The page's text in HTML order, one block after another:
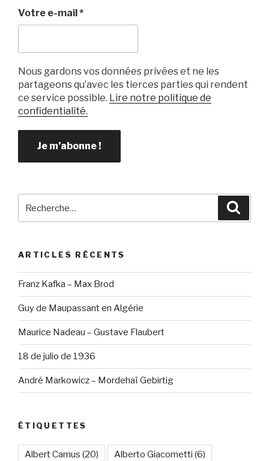
k
Votre e-mail *
Nous gardons vos données privées et ne les
partageons qu’avec les tierces parties qui rendent
ce service possible. Lire notre politique de
confidentialité.
ARTICLES RÉCENTS
Franz Kafka – Max Brod
Guy de Maupassant en Algérie
Maurice Nadeau – Gustave Flaubert
18 de julio de 1936
André Markowicz – Mordehaï Gebirtig
ÉTIQUETTES
Albert Camus (20) Alberto Giacometti (6)